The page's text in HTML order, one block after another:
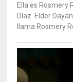
Ella es Rosmery
Díaz. Elder
llama Rosmery